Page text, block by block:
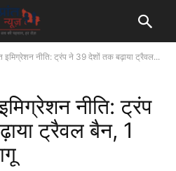
इमिग्रेशन नीति: ट्रंप ने 39 देशों तक बढ़ाया ट्रैवल...
नीति: ट्रंप
ट्रैवल बैन, 1